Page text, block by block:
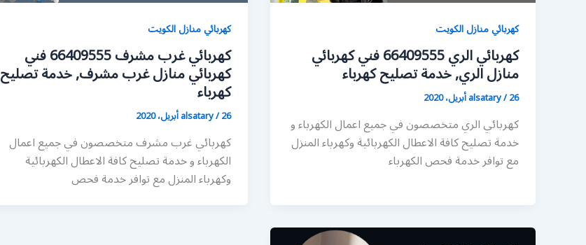
كهربائي منازل الكويت
كهربائي الري 66409555 فني كهربائي
منازل الري, خدمة تصليح كهرباء
alsatary/26 أبريل، 2020
كهربائي الري متخصصون في جميع اعمال الكهرباء و
خدمة تصليح كافة الاعطال الكهربائية وكهرباء المنزل
مع توافر خدمة فحص الكهرباء
كهربائي منازل الكويت
كهربائي غرب مشرف 66409555 فني
كهربائي منازل غرب مشرف, خدمة تصليح
كهرباء
alsatary/26 أبريل، 2020
كهربائي غرب مشرف متخصصون في جميع اعمال
الكهرباء و خدمة تصليح كافة الاعطال الكهربائية
وكهرباء المنزل مع توافر خدمة فحص